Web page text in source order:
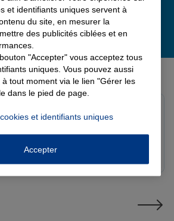
de nos agences Allianz
et identifiants uniques servent à
du site, en mesurer la
des publicités ciblées et en
"Accepter" vous acceptez tous
uniques. Vous pouvez aussi
tout moment via le lien "Gérer les
dans le pied de page.
et identifiants uniques
Accepter